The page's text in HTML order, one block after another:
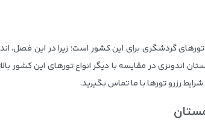
تورهای گردشگری برای این کشور است؛ زیرا در این
اندونزی در مقایسه با دیگر انواع تورهای این کشور
رزرو تورها با ما تماس بگیرید.